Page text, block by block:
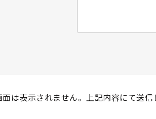
は表示されません。上記内容にて送